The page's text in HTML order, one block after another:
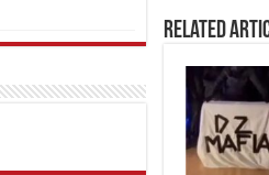
Related